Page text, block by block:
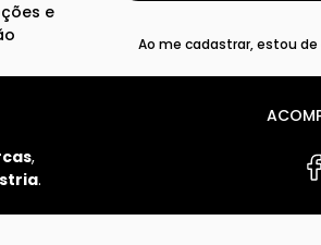
e
Ao me cadastrar, estou
,
.